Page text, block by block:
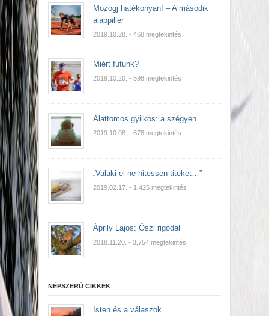
Mozogj hatékonyan! – A második
alappillér
2019.10.28. - 468 megtekintés
Miért futunk?
2019.10.20. - 598 megtekintés
Alattomos gyilkos: a szégyen
2019.10.08. - 878 megtekintés
„Valaki el ne hitessen titeket…”
2019.02.17. - 1,425 megtekintés
Áprily Lajos: Őszi rigódal
2018.11.20. - 3,754 megtekintés
NÉPSZERŰ CIKKEK
Isten és a válaszok